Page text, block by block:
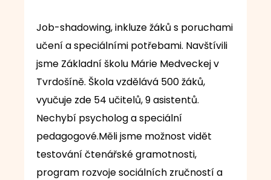
Job-shadowing, inkluze žáků s poruchami
učení a speciálními potřebami. Navštívili
jsme Základní školu Márie Medveckej v
Tvrdošíně. Škola vzdělává 500 žáků,
vyučuje zde 54 učitelů, 9 asistentů.
Nechybí psycholog a speciální
pedagogové.Měli jsme možnost vidět
testování čtenářské gramotnosti,
program rozvoje sociálních zručností a